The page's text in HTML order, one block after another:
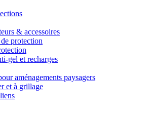
& accessoires
protection
gel et recharges
aménagements paysagers
et à grillage